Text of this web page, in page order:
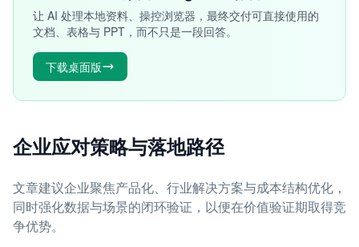
让 AI 处理本地资料、操控浏览器，最终交付可直接使用的
文档、表格与 PPT，而不只是一段回答。
下载桌面版
企业应对策略与落地路径
文章建议企业聚焦产品化、行业解决方案与成本结构优化，
同时强化数据与场景的闭环验证，以便在价值验证期取得竞
争优势。